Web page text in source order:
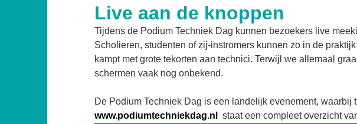
Live aan de knoppen
Tijdens de Podium Techniek Dag kunnen bezoekers live
Scholieren, studenten of zij-instromers kunnen zo in de
kampt met grote tekorten aan technici. Terwijl we allemaal
schermen vaak nog onbekend.
De Podium Techniek Dag is een landelijk evenement,
www.podiumtechniekdag.nl
staat een compleet overzicht